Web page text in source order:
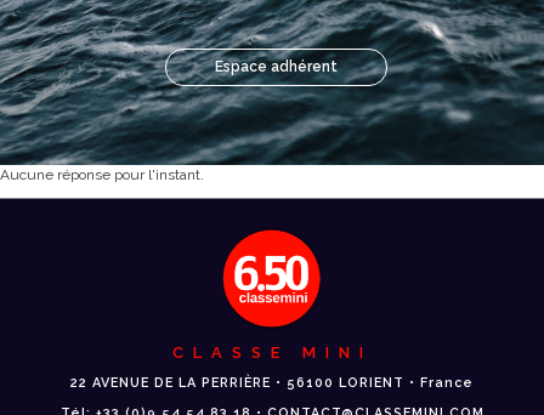
Espace adhérent
Aucune réponse pour l'instant.
CLASSE MINI
22 AVENUE DE LA PERRIÈRE • 56100 LORIENT • France